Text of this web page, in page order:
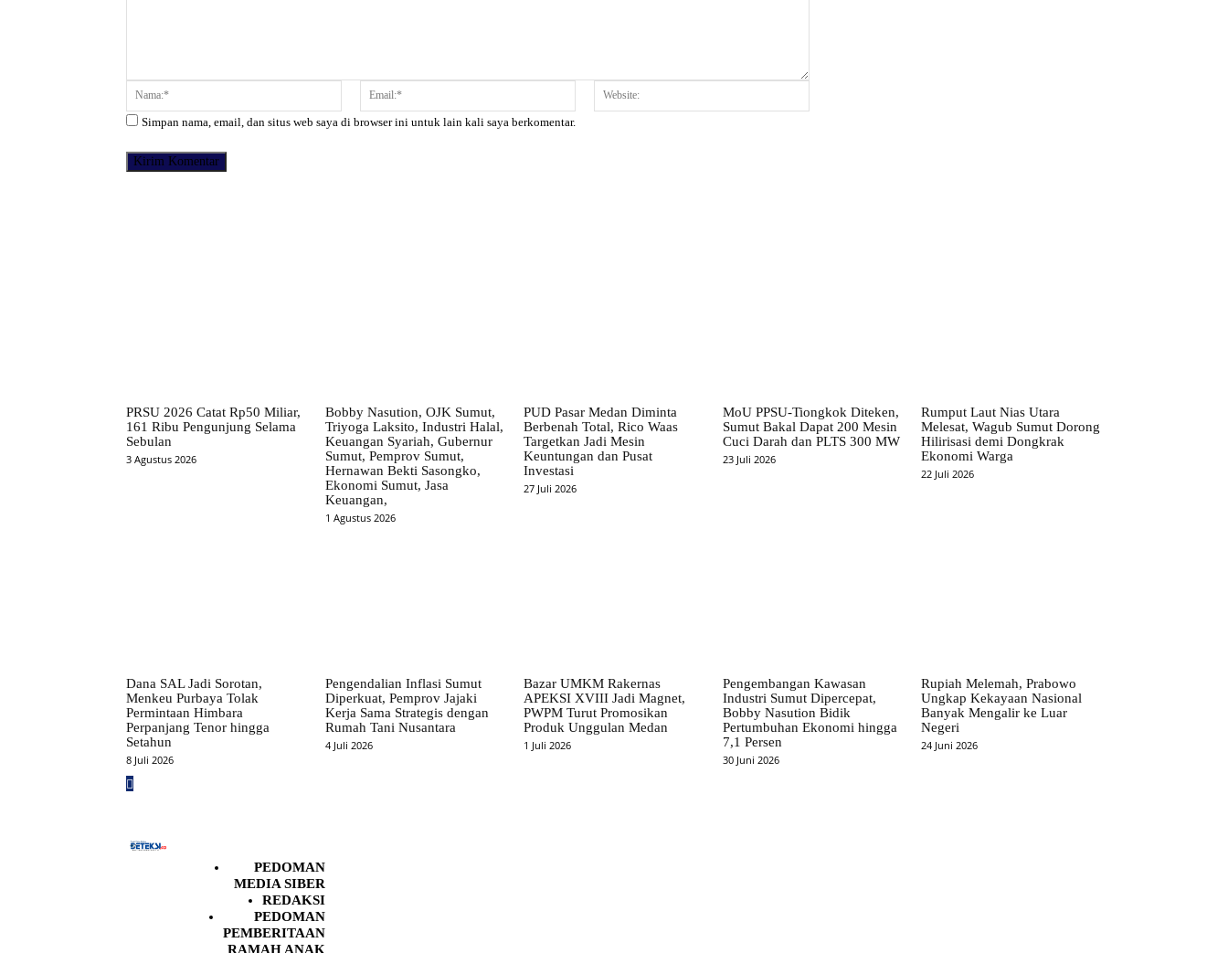
Komentar: Nama:* Email:*
Simpan nama, email, dan situs web saya di browser ini untuk lain kali saya berkomentar.
PRSU 2026 Catat Rp50 Miliar,
161 Ribu Pengunjung Selama
Sebulan
3 Agustus 2026
Bobby Nasution, OJK Sumut,
Triyoga Laksito, Industri Halal,
Keuangan Syariah, Gubernur
Sumut, Pemprov Sumut,
Hernawan Bekti Sasongko,
Ekonomi Sumut, Jasa
Keuangan,
1 Agustus 2026
PUD Pasar Medan Diminta
Berbenah Total, Rico Waas
Targetkan Jadi Mesin
Keuntungan dan Pusat
Investasi
27 Juli 2026
MoU PPSU-Tiongkok Diteken,
Sumut Bakal Dapat 200 Mesin
Cuci Darah dan PLTS 300 MW
23 Juli 2026
Rumput Laut Nias Utara
Melesat, Wagub Sumut Dorong
Hilirisasi demi Dongkrak
Ekonomi Warga
22 Juli 2026
Dana SAL Jadi Sorotan,
Menkeu Purbaya Tolak
Permintaan Himbara
Perpanjang Tenor hingga
Setahun
8 Juli 2026
Pengendalian Inflasi Sumut
Diperkuat, Pemprov Jajaki
Kerja Sama Strategis dengan
Rumah Tani Nusantara
4 Juli 2026
Bazar UMKM Rakernas
APEKSI XVIII Jadi Magnet,
PWPM Turut Promosikan
Produk Unggulan Medan
1 Juli 2026
Pengembangan Kawasan
Industri Sumut Dipercepat,
Bobby Nasution Bidik
Pertumbuhan Ekonomi hingga
7,1 Persen
30 Juni 2026
Rupiah Melemah, Prabowo
Ungkap Kekayaan Nasional
Banyak Mengalir ke Luar
Negeri
24 Juni 2026
PEDOMAN
MEDIA SIBER
REDAKSI
PEDOMAN
PEMBERITAAN
RAMAH ANAK